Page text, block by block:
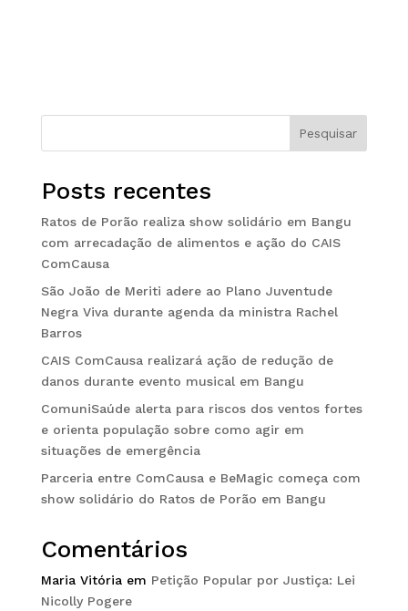
Pesquisar
Posts recentes
Ratos de Porão realiza show solidário em Bangu
com arrecadação de alimentos e ação do CAIS
ComCausa
São João de Meriti adere ao Plano Juventude
Negra Viva durante agenda da ministra Rachel
Barros
CAIS ComCausa realizará ação de redução de
danos durante evento musical em Bangu
ComuniSaúde alerta para riscos dos ventos fortes
e orienta população sobre como agir em
situações de emergência
Parceria entre ComCausa e BeMagic começa com
show solidário do Ratos de Porão em Bangu
Comentários
Maria Vitóriaem Petição Popular por Justiça: Lei
Nicolly Pogere